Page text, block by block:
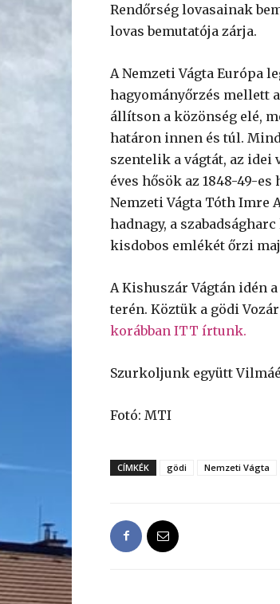
Rendőrség lovasainak
lovas bemutatója zárja.
A Nemzeti Vágta Európa
hagyományőrzés mellett
állítson a közönség elé,
határon innen és túl.
szentelik a vágtát, az idei
éves hősök az 1848-49-
Nemzeti Vágta Tóth Imre
hadnagy, a
kisdobos emlékét őrzi
A Kishuszár Vágtán idén
terén. Köztük a gödi
korábban ITT írtunk.
Szurkoljunk együtt
Fotó: MTI
CÍMKÉK gödi Nemzeti Vágta